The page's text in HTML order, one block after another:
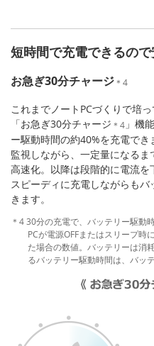
短時間で充電できるの
お急ぎ30分チャージ＊4
これまでノートPCづくりで培
「お急ぎ30分チャージ ＊4 」機
ー駆動時間の約40%を充電で
監視しながら、一定量になる
高速化。以降は段階的に電流を
スピーディに充電しながらも
きます。
＊4 30分の充電で、バッテリー駆動
PCが電源OFFまたはスリープ時
た場合の数値。バッテリーは消
るバッテリー駆動時間は、バッ